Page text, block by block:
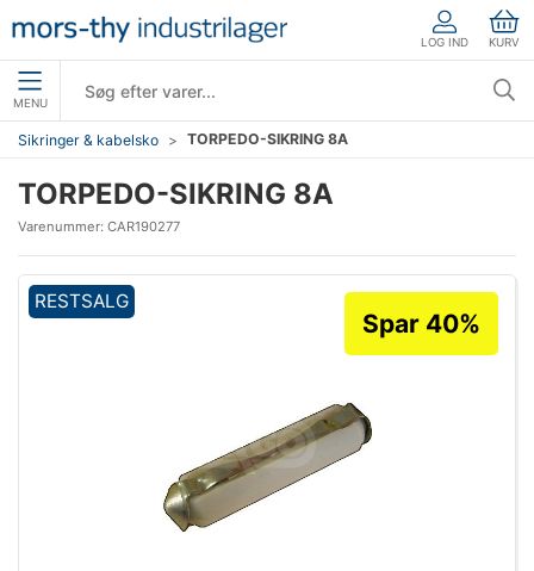
LOG IND KURV
MENU
Sikringer & kabelsko TORPEDO-SIKRING 8A
TORPEDO-SIKRING 8A
Varenummer: CAR190277
RESTSALG
Spar 40%